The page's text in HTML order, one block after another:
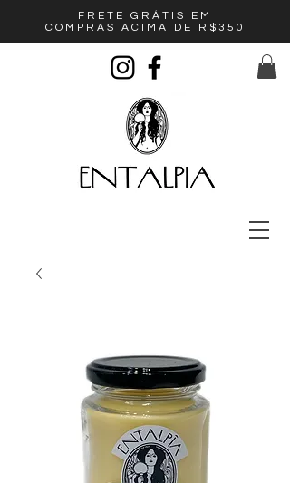
FRETE GRÁTIS EM
COMPRAS ACIMA DE R$350